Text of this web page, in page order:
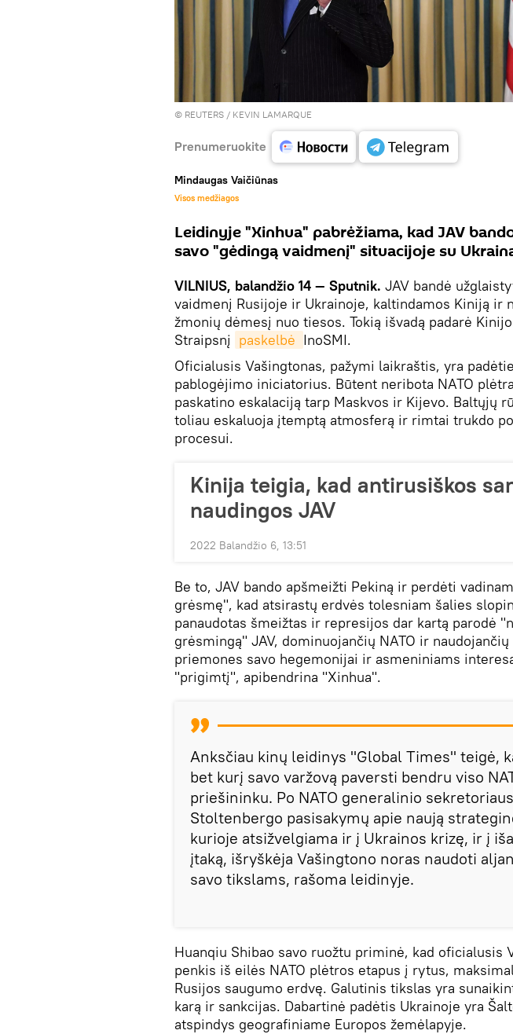
© REUTERS / KEVIN LAMARQUE
Prenumeruokite
Mindaugas Vaičiūnas
Visos medžiagos
Leidinyje "Xinhua" pabrėžiama, kad JAV
savo "gėdingą vaidmenį" situacijoje su
VILNIUS, balandžio 14 — Sputnik. JAV bandė
vaidmenį Rusijoje ir Ukrainoje, kaltindamos Kiniją ir
žmonių dėmesį nuo tiesos. Tokią išvadą padarė
Straipsnį paskelbė InoSMI.
Oficialusis Vašingtonas, pažymi laikraštis, yra
pablogėjimo iniciatorius. Būtent neribota NATO
paskatino eskalaciją tarp Maskvos ir Kijevo. Baltųjų
toliau eskaluoja įtemptą atmosferą ir rimtai trukdo
procesui.
Kinija teigia, kad antirusiškos
naudingos JAV
2022 Balandžio 6, 13:51
Be to, JAV bando apšmeižti Pekiną ir perdėti
grėsmę", kad atsirastų erdvės tolesniam šalies
panaudotas šmeižtas ir represijos dar kartą parodė
grėsmingą" JAV, dominuojančių NATO ir
priemones savo hegemonijai ir asmeniniams
"prigimtį", apibendrina "Xinhua".
Anksčiau kinų leidinys "Global Times" teigė,
bet kurį savo varžovą paversti bendru viso
priešininku. Po NATO generalinio
Stoltenbergo pasisakymų apie naują
kurioje atsižvelgiama ir į Ukrainos krizę, ir į
įtaką, išryškėja Vašingtono noras naudoti
savo tikslams, rašoma leidinyje.
Huanqiu Shibao savo ruožtu priminė, kad oficialusis
penkis iš eilės NATO plėtros etapus į rytus,
Rusijos saugumo erdvę. Galutinis tikslas yra
karą ir sankcijas. Dabartinė padėtis Ukrainoje yra
atspindys geografiniame Europos žemėlapyje.